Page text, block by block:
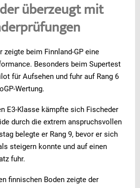
überzeugt mit
zeigte beim Finnland-GP eine
Besonders beim Supertest
für Aufsehen und fuhr auf Rang 6
Wertung.
E3-Klasse kämpfte sich Fischeder
durch die extrem anspruchsvollen
belegte er Rang 9, bevor er sich
steigern konnte und auf einen
fuhr.
finnischen Boden zeigte der